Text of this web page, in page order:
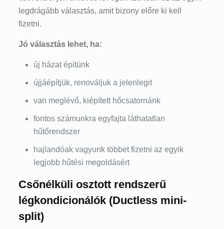
legdrágább választás, amit bizony előre ki kell
fizetni.
Jó választás lehet, ha:
új házat építünk
újjáépítjük, renováljuk a jelenlegit
van meglévő, kiépített hőcsatornánk
fontos számunkra egyfajta láthatatlan
hűtőrendszer
hajlandóak vagyunk többet fizetni az egyik
legjobb hűtési megoldásért
Csőnélküli osztott rendszerű
légkondicionálók (Ductless mini-
split)